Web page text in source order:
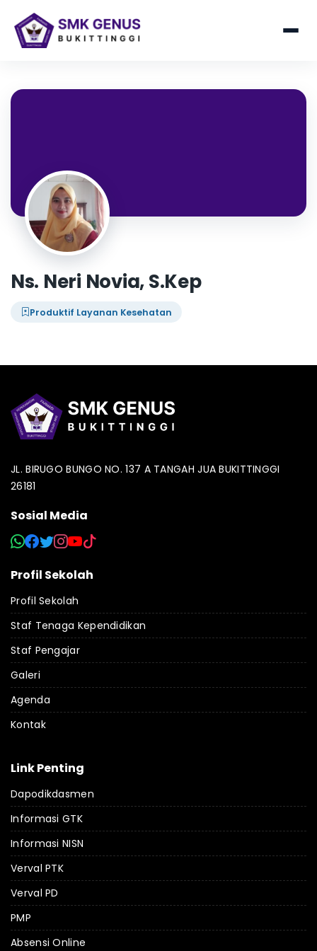
Ns. Neri Novia, S.Kep
Produktif Layanan Kesehatan
JL. BIRUGO BUNGO NO. 137 A TANGAH JUA BUKITTINGGI
26181
Sosial Media
Profil Sekolah
Profil Sekolah
Staf Tenaga Kependidikan
Staf Pengajar
Galeri
Agenda
Kontak
Link Penting
Dapodikdasmen
Informasi GTK
Informasi NISN
Verval PTK
Verval PD
PMP
Absensi Online